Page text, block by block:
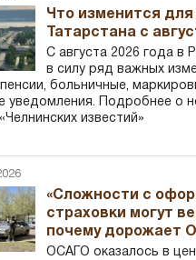
Что изменится для
Татарстана с
С августа 2026 года в
в силу ряд важных
больничные,
уведомления. Подробнее о
известий»
«Сложности с
страховки могут
почему дорожает
ОСАГО оказалось в